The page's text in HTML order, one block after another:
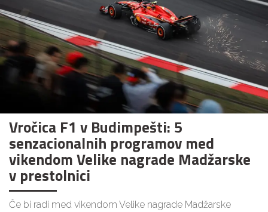
Vročica F1 v Budimpešti: 5
senzacionalnih programov med
vikendom Velike nagrade Madžarske
v prestolnici
Če bi radi med vikendom Velike nagrade Madžarske